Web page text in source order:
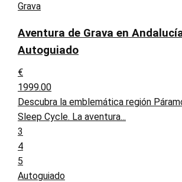
Grava
Aventura de Grava en
Autoguiado
€
1999.00
Descubra la emblemática región
Sleep Cycle. La aventura...
3
4
5
Autoguiado